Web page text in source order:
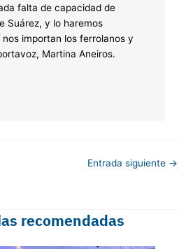
falta de capacidad de
Suárez, y lo haremos
importan los ferrolanos y
Martina Aneiros.
Entrada siguiente →
recomendadas